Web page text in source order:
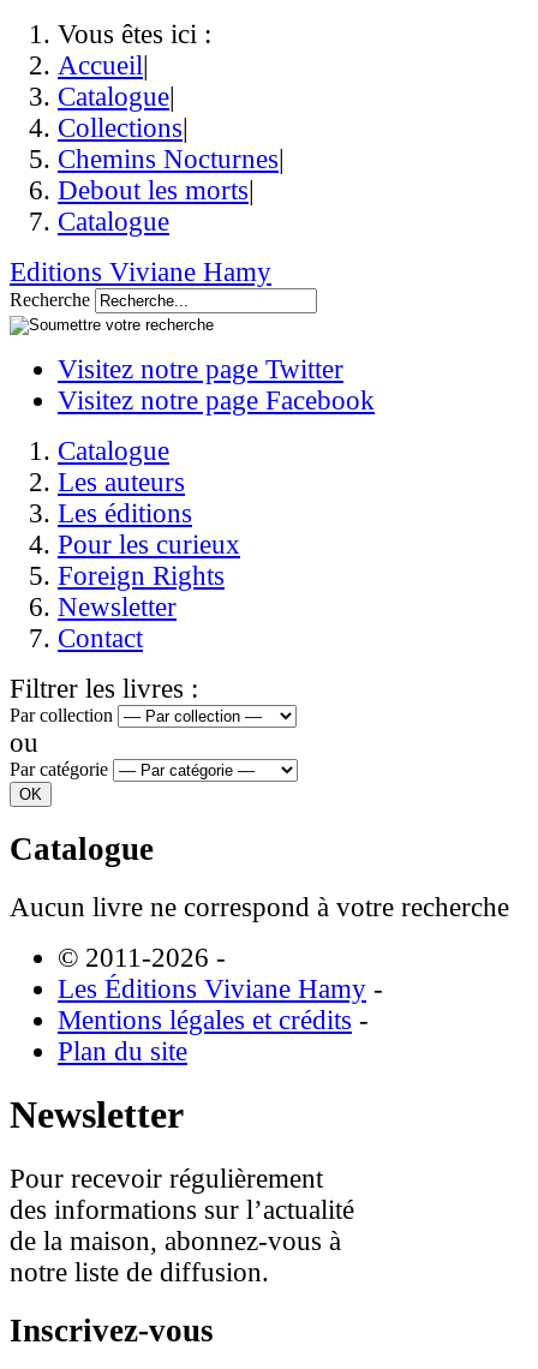
Vous êtes ici :
Accueil|
Catalogue|
Collections|
Chemins Nocturnes|
Debout les morts|
Catalogue
Editions Viviane Hamy
Recherche
Visitez notre page Twitter
Visitez notre page Facebook
Catalogue
Les auteurs
Les éditions
Pour les curieux
Foreign Rights
Newsletter
Contact
Filtrer les livres :
Par collection
ou
Par catégorie
Catalogue
Aucun livre ne correspond à votre recherche
© 2011-2026 -
Les Éditions Viviane Hamy -
Mentions légales et crédits -
Plan du site
Newsletter
Pour recevoir régulièrement
des informations sur l’actualité
de la maison, abonnez-vous à
notre liste de diffusion.
Inscrivez-vous